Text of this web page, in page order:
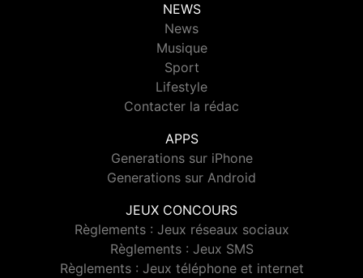
NEWS
News
Musique
Sport
Lifestyle
Contacter la rédac
APPS
Generations sur iPhone
Generations sur Android
JEUX CONCOURS
Règlements : Jeux réseaux sociaux
Règlements : Jeux SMS
Règlements : Jeux téléphone et internet